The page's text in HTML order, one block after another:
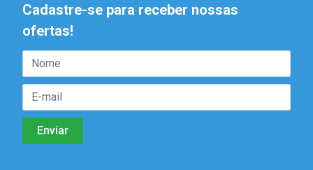
Cadastre-se para receber nossas
ofertas!